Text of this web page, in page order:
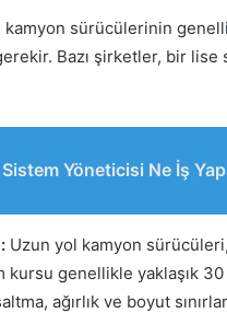
sürücülerinin
Bazı şirketler, bir
Yöneticisi Ne İş
Uzun yol kamyon
kursu genellikle yaklaşık
ağırlık ve boyut